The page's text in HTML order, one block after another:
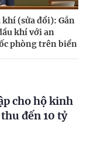
khí (sửa đổi): Gắn
khí với an
phòng trên biển
cho hộ kinh
đến 10 tỷ